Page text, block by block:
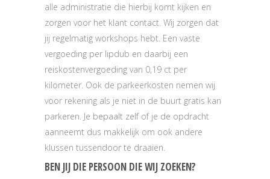
alle administratie die hierbij komt kijken en
zorgen voor het klant contact. Wij zorgen dat
jij regelmatig workshops hebt. Een vaste
vergoeding per lipdub en daarbij een
reiskostenvergoeding van 0,19 ct per
kilometer. Ook de parkeerkosten nemen wij
voor rekening als je niet in de buurt gratis kan
parkeren. Je bepaalt zelf of je de opdracht
aanneemt dus makkelijk om ook andere
klussen tussendoor te draaien.
BEN JIJ DIE PERSOON DIE WIJ ZOEKEN?